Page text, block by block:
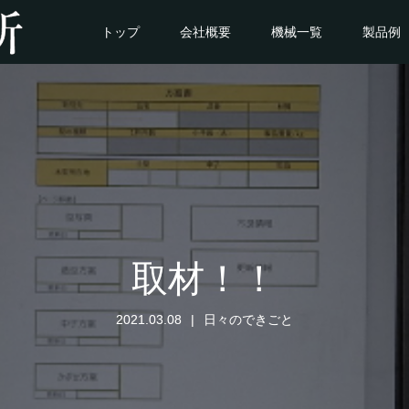
トップ 会社概要 機械一覧 製品例
取材！！
2021.03.08 日々のできごと